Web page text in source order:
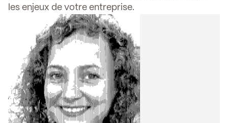
les enjeux de votre entreprise.